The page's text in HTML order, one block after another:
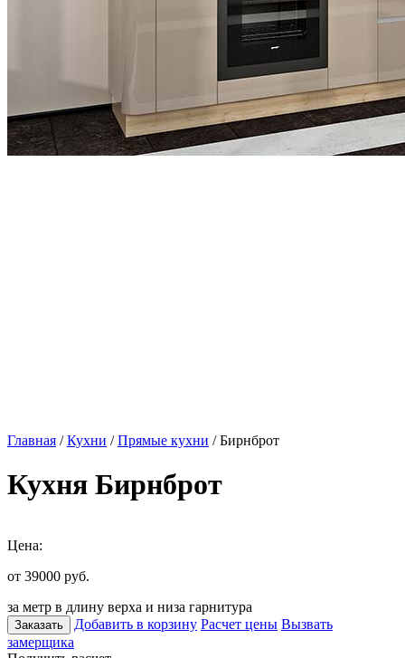
Главная /Кухни /Прямые кухни / Бирнброт
Кухня Бирнброт
Цена:
от 39000 руб.
за метр в длину верха и низа гарнитура
Заказать Добавить в корзину Расчет цены Вызвать
замерщика